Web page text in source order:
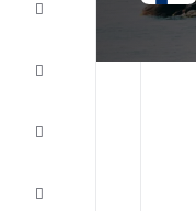
Weekendresor